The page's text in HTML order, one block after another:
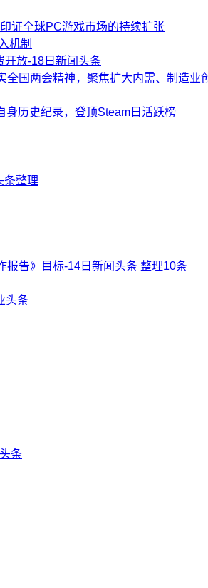
证全球PC游戏市场的持续扩张
机制
开放-18日新闻头条
国两会精神，聚焦扩大内需、制造业
身历史纪录，登顶Steam日活跃榜
条整理
报告》目标-14日新闻头条 整理10条
头条
条